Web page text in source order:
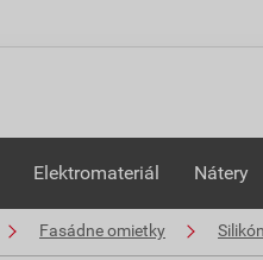
Elektromateriál Nátery
Fasádne omietky